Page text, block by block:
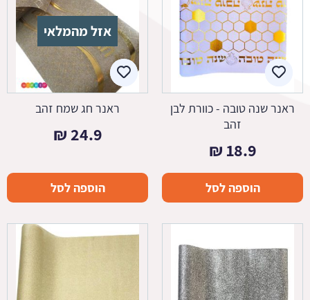
ראנר שנה טובה - כוורת לבן
זהב
18.9
₪
הוספה לסל
אזל מהמלאי
ראנר חג שמח זהב
24.9
₪
הוספה לסל